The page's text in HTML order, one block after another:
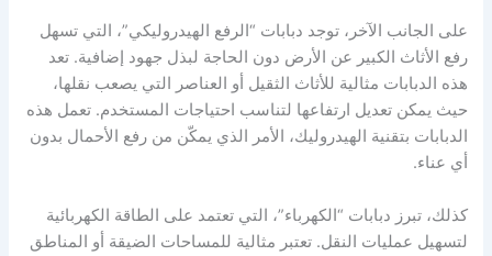
على الجانب الآخر، توجد دبابات “الرفع الهيدروليكي”، التي تسهل
رفع الأثاث الكبير عن الأرض دون الحاجة لبذل جهود إضافية. تعد
هذه الدبابات مثالية للأثاث الثقيل أو العناصر التي يصعب نقلها،
حيث يمكن تعديل ارتفاعها لتناسب احتياجات المستخدم. تعمل هذه
الدبابات بتقنية الهيدروليك، الأمر الذي يمكّن من رفع الأحمال بدون
أي عناء.
كذلك، تبرز دبابات “الكهرباء”، التي تعتمد على الطاقة الكهربائية
لتسهيل عمليات النقل. تعتبر مثالية للمساحات الضيقة أو المناطق